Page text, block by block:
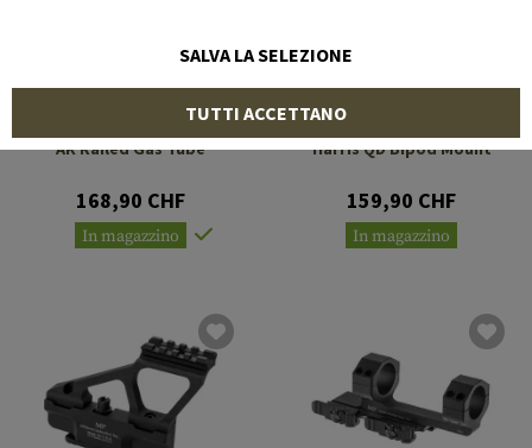
MIDWEST INDUSTRIES
AK Railed Gas Tube
168,90 CHF
In magazzino
MIDWEST INDUSTRIES
Harris QD Bipod Mount
159,90 CHF
In magazzino
SALVA LA SELEZIONE
TUTTI ACCETTANO